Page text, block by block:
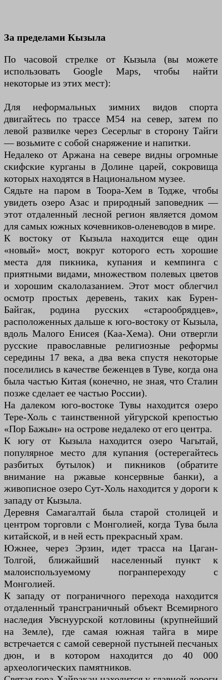
За пределами Кызыла
По часовой стрелке от Кызыла (вы можете
использовать Google Maps, чтобы найти
некоторые из этих мест):
Для неформальных зимних видов спорта
двигайтесь по трассе M54 на север, затем по
левой развилке через Сесерлыг в сторону Тайги
— возьмите с собой снаряжение и напитки.
Недалеко от Аржана на севере видны огромные
скифские курганы в Долине царей, сокровища
которых находятся в Национальном музее.
Сядьте на паром в Тоора-Хем в Тодже, чтобы
увидеть озеро Азас и природный заповедник —
этот отдаленный лесной регион является домом
для самых южных кочевников-оленеводов в мире.
К востоку от Кызыла находится еще один
«новый» мост, вокруг которого есть хорошие
места для пикника, купания и кемпинга с
приятными видами, множеством полевых цветов
и хорошим скалолазанием. Этот мост облегчил
осмотр простых деревень, таких как Бурен-
Байгак, родина русских «старообрядцев»,
расположенных дальше к юго-востоку от Кызыла,
вдоль Малого Енисея (Каа-Хема). Они отвергли
русские православные религиозные реформы
середины 17 века, а два века спустя некоторые
поселились в качестве беженцев в Туве, когда она
была частью Китая (конечно, не зная, что Сталин
позже сделает ее частью России).
На далеком юго-востоке Тувы находится озеро
Тере-Холь с таинственной уйгурской крепостью
«Пор Бажын» на острове недалеко от его центра.
К югу от Кызыла находится озеро Чагытай,
популярное место для купания (остерегайтесь
разбитых бутылок) и пикников (обратите
внимание на ржавые консервные банки), а
живописное озеро Сут-Холь находится у дороги к
западу от Кызыла.
Деревня Самагалтай была старой столицей и
центром торговли с Монголией, когда Тува была
китайской, и в ней есть прекрасный храм.
Южнее, через Эрзин, идет трасса на Цаган-
Толгой, ближайший населенный пункт к
малоиспользуемому погранпереходу с
Монголией.
К западу от пограничного перехода находится
отдаленный трансграничный объект Всемирного
наследия Увснуурской котловины (крупнейший
на Земле), где самая южная тайга в мире
встречается с самой северной пустыней песчаных
дюн, и в котором находится до 40 000
археологических памятников.